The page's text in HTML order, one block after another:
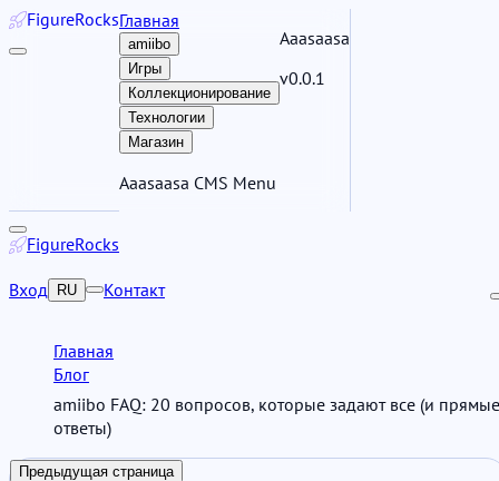
FigureRocksГлавная
amiibo
Игры
Коллекционирование
Технологии
Магазин
Aaasaasa CMS Menu
Aaasaasa
v0.0.1
FigureRocks
Вход RU Контакт
Главная
Блог
amiibo FAQ: 20 вопросов, которые задают все (и прямые
ответы)
Предыдущая страница